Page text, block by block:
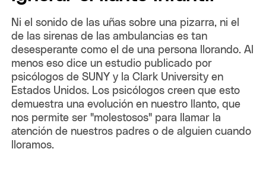
Ni el sonido de las uñas sobre una pizarra, ni el
de las sirenas de las ambulancias es tan
desesperante como el de una persona llorando. Al
menos eso dice un estudio publicado por
psicólogos de SUNY y la Clark University en
Estados Unidos. Los psicólogos creen que esto
demuestra una evolución en nuestro llanto, que
nos permite ser "molestosos" para llamar la
atención de nuestros padres o de alguien cuando
lloramos.